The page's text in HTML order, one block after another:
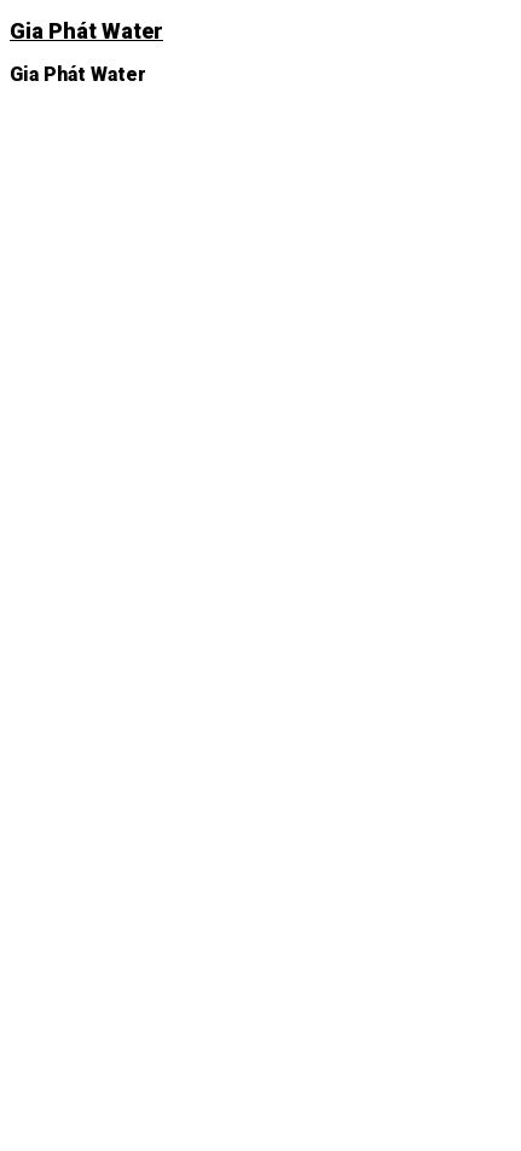
Chuyển
đến
nội
dung
Gia Phát Water
Gia Phát Water